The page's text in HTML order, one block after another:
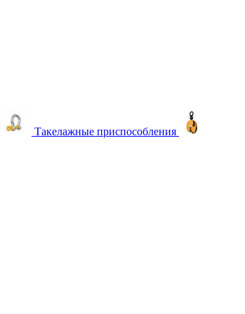
Такелажные приспособления